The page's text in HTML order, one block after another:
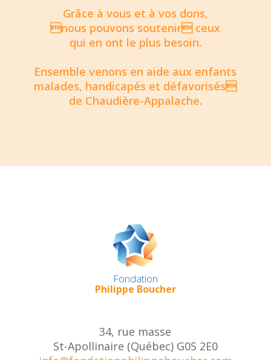
Grâce à vous et à vos dons,
nous pouvons soutenir ceux
qui en ont le plus besoin.
Ensemble venons en aide aux enfants
malades, handicapés et défavorisés
de Chaudière-Appalache.
Fondation
Philippe Boucher
34, rue masse
St-Apollinaire (Québec) G0S 2E0